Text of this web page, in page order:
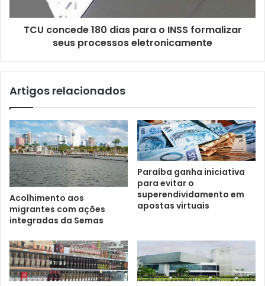
TCU concede 180 dias para o INSS formalizar
seus processos eletronicamente
Artigos relacionados
Acolhimento aos
migrantes com ações
integradas da Semas
Paraíba ganha iniciativa
para evitar o
superendividamento em
apostas virtuais